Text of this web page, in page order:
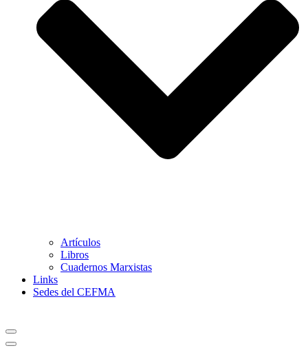
Artículos
Libros
Cuadernos Marxistas
Links
Sedes del CEFMA
Menú
de
Menú